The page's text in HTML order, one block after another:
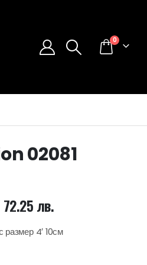
0
02081
лв.Текущата
цена
е:
4′ 10см